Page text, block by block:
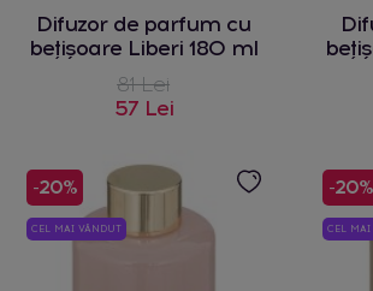
Difuzor de parfum cu
bețișoare Liberi 180 ml
81 Lei
57 Lei
-20%
CEL MAI VÂNDUT
-20%
CEL MAI